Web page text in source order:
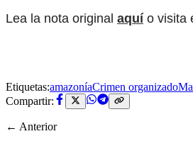
Lea la nota original aquío visita
Etiquetas:amazoníaCrimen organizado
Compartir:
← Anterior